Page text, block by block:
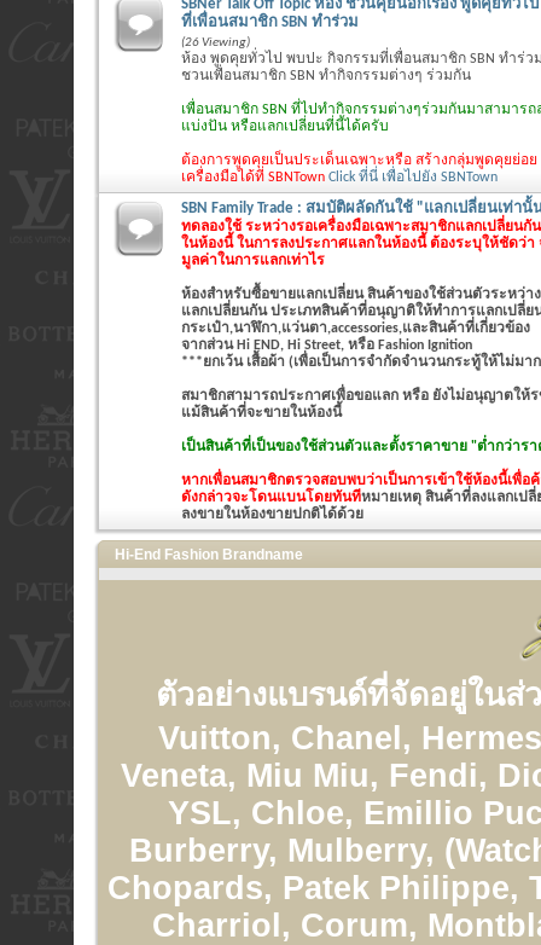
SBNer Talk Off Topic ห้อง ชวนคุยนอกเรื่อง พูดคุยทั่ว
ที่เพื่อนสมาชิก SBN ทำร่วม
(26 Viewing)
ห้อง พูดคุยทั่วไป พบปะ กิจกรรมที่เพื่อนสมาชิก SBN ทำร่ว
ชวนเพื่อนสมาชิก SBN ทำกิจกรรมต่างๆ ร่วมกัน
เพื่อนสมาชิก SBN ที่ไปทำกิจกรรมต่างๆร่วมกันมาสามาร
แบ่งปัน หรือแลกเปลี่ยนที่นี้ได้ครับ
ต้องการพูดคุยเป็นประเด็นเฉพาะหรือ สร้างกลุ่มพูดคุยย่อ
เครื่องมือได้ที่ SBNTownClick ที่นี่ เพื่อไปยัง SBNTown
SBN Family Trade : สมบัติผลัดกันใช้ "แลกเปลี่ยนเท่านั้
ทดลองใช้ ระหว่างรอเครื่องมือเฉพาะสมาชิกแลกเปลี่ยน
ในห้องนี้ ในการลงประกาศแลกในห้องนี้ ต้องระบุให้ชัดว่า
มูลค่าในการแลกเท่าไร
ห้องสำหรับซื้อขายแลกเปลี่ยน สินค้าของใช้ส่วนตัวระหว่าง
แลกเปลี่ยนกัน ประเภทสินค้าที่อนุญาติให้ทำการแลกเปลี่ย
กระเป๋า,นาฬิกา,แว่นตา,accessories,และสินค้าที่เกี่ยวข้อง
จากส่วน Hi END, Hi Street, หรือ Fashion Ignition
***ยกเว้น เสื้อผ้า (เพื่อเป็นการจำกัดจำนวนกระทู้ให้ไม่มา
สมาชิกสามารถประกาศเพื่อขอแลก หรือ ยังไม่อนุญาตให้
แม้สินค้าที่จะขายในห้องนี้
เป็นสินค้าที่เป็นของใช้ส่วนตัวและตั้งราคาขาย "ต่ำกว่าร
หากเพื่อนสมาชิกตรวจสอบพบว่าเป็นการเข้าใช้ห้องนี้เพื่อ
ดังกล่าวจะโดนแบนโดยทันทีหมายเหตุ สินค้าที่ลงแลกเป
ลงขายในห้องขายปกติได้ด้วย
Hi-End Fashion Brandname
ตัวอย่างแบรนด์ที่จัดอยู่ในส่
Vuitton, Chanel,
Veneta, Miu Miu, Fendi,
YSL, Chloe, Emillio
Burberry, Mulberry,
Chopards, Patek Philippe,
Charriol, Corum,